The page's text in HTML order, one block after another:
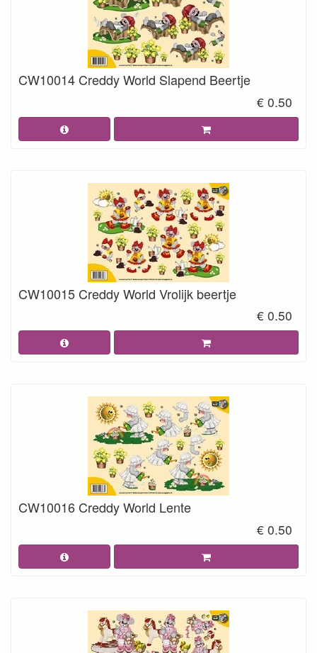
CW10014 Creddy World Slapend Beertje
€ 0.50
CW10015 Creddy World Vrolijk beertje
€ 0.50
CW10016 Creddy World Lente
€ 0.50